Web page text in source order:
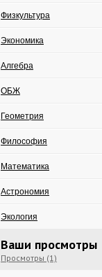
Физкультура
Экономика
Алгебра
ОБЖ
Геометрия
Философия
Математика
Астрономия
Экология
Ваши просмотры
Просмотры (1)